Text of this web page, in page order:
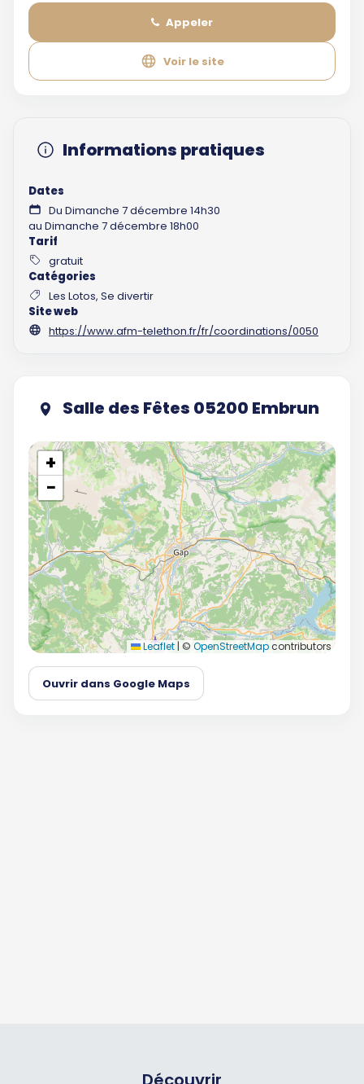
Appeler
Voir le site
Informations pratiques
Dates
Du Dimanche 7 décembre 14h30
au Dimanche 7 décembre 18h00
Tarif
gratuit
Catégories
Les Lotos, Se divertir
Site web
https://www.afm-telethon.fr/fr/coordinations/0050
Salle des Fêtes 05200 Embrun
+
−
Leaflet | © OpenStreetMapcontributors
Ouvrir dans Google Maps